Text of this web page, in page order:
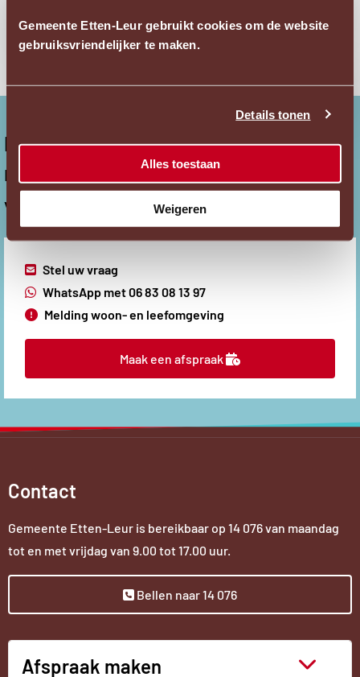
Gemeente Etten-Leur gebruikt cookies om de website
gebruiksvriendelijker te maken.
Details tonen
Alles toestaan
Weigeren
Website Ministerie van Justitie en VeiligheidExterne
Niet gevonden wat u zocht?
Neem contact met ons op en wij helpen u graag
verder.
Stel uw vraagExterne
link
WhatsApp met 06 83 08 13 97Externe
link
Melding woon- en leefomgeving
Maak een afspraak
Contact
Gemeente Etten-Leur is bereikbaar op 14 076van maandag
tot en met vrijdag van 9.00 tot 17.00 uur.
Bellen naar 14 076
Afspraak maken